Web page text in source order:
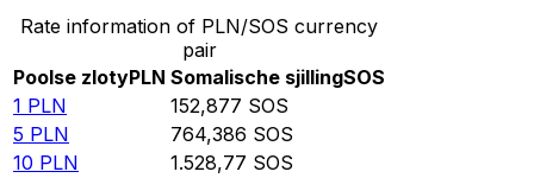
Rate information of PLN/SOS currency
pair
Poolse zlotyPLN Somalische sjillingSOS
1 PLN 152,877 SOS
5 PLN 764,386 SOS
10 PLN 1.528,77 SOS